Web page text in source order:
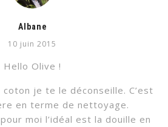
Albane
10 juin 2015
Hello Olive !
je te le déconseille. C’est
en terme de nettoyage.
moi l’idéal est la douille en